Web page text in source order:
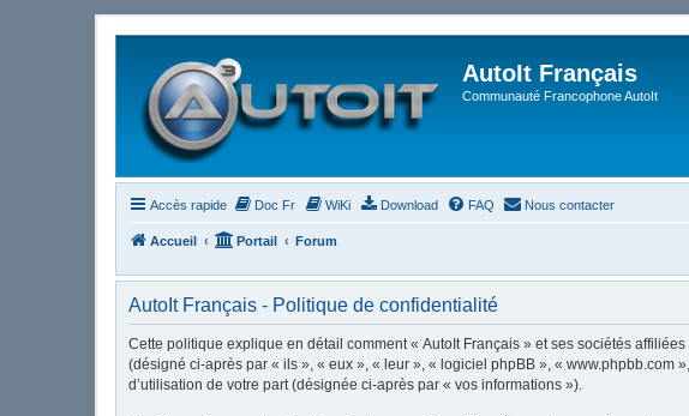
AutoIt Français
Communauté Francophone AutoIt
Accès rapide Doc Fr WiKi Download FAQ Nous contacter
Accueil Portail Forum
AutoIt Français - Politique de confidentialité
Cette politique explique en détail comment « AutoIt Français » et ses sociétés
(désigné ci-après par « ils », « eux », « leur », « logiciel phpBB », « www.phpbb.com
d’utilisation de votre part (désignée ci-après par « vos informations »).